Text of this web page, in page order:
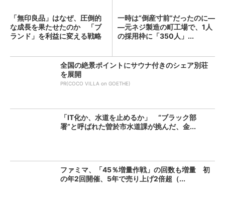
「無印良品」はなぜ、圧倒的
な成長を果たせたのか 「ブ
ランド」を利益に変える戦略
一時は“倒産寸前”だったのに―
―元ネジ製造の町工場で、1人
の採用枠に「350人」...
全国の絶景ポイントにサウナ付きのシェア別荘
を展開
PR(COCO VILLA on GOETHE)
「IT化か、水道を止めるか」 “ブラック部
署”と呼ばれた曽於市水道課が挑んだ、金...
ファミマ、「45％増量作戦」の回数も増量 初
の年2回開催、5年で売り上げ2倍超（...